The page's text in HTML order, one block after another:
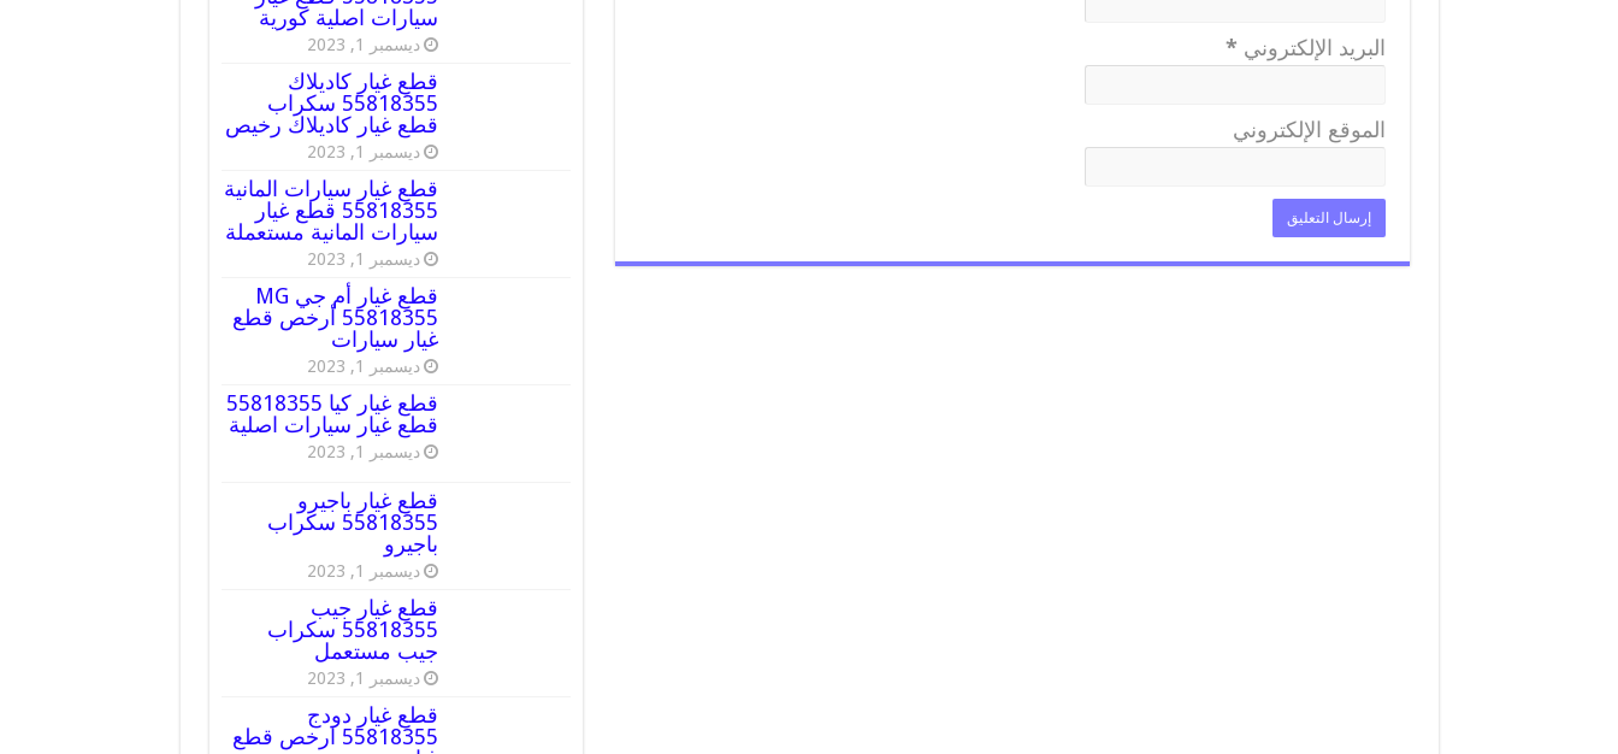
البريد الإلكتروني *
الموقع الإلكتروني
سيارات اصلية كورية
ديسمبر 1, 2023
قطع غيار كاديلاك
55818355 سكراب
قطع غيار كاديلاك رخيص
ديسمبر 1, 2023
قطع غيار سيارات المانية
55818355 قطع غيار
سيارات المانية مستعملة
ديسمبر 1, 2023
قطع غيار أم جي MG
55818355 أرخص قطع
غيار سيارات
ديسمبر 1, 2023
قطع غيار كيا 55818355
قطع غيار سيارات اصلية
ديسمبر 1, 2023
قطع غيار باجيرو
55818355 سكراب
باجيرو
ديسمبر 1, 2023
قطع غيار جيب
55818355 سكراب
جيب مستعمل
ديسمبر 1, 2023
قطع غيار دودج
55818355 ارخص قطع